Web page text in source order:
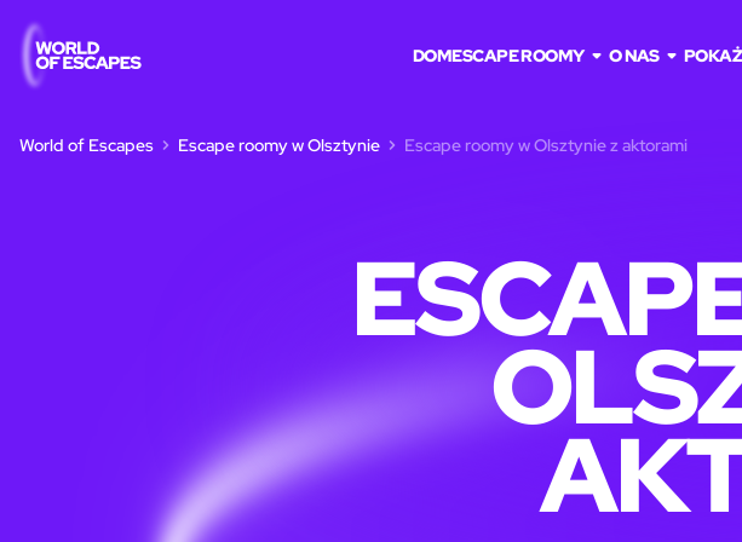
DOMESCAPE ROOMY O NAS
World of Escapes Escape roomy w Olsztynie Escape roomy w Olsztynie z aktorami